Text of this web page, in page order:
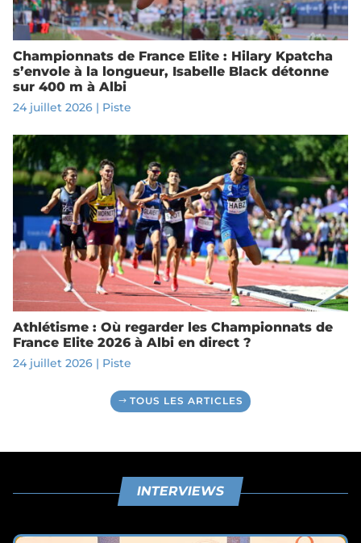
Championnats de France Elite : Hilary Kpatcha
s’envole à la longueur, Isabelle Black détonne
sur 400 m à Albi
24 juillet 2026| Piste
Athlétisme : Où regarder les Championnats de
France Elite 2026 à Albi en direct ?
24 juillet 2026| Piste
TOUS LES ARTICLES
INTERVIEWS